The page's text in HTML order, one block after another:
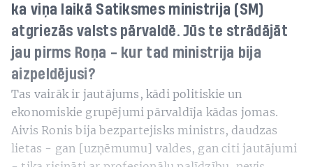
ka viņa laikā Satiksmes ministrija (SM)
atgriezās valsts pārvaldē. Jūs te strādājāt
jau pirms Roņa - kur tad ministrija bija
aizpeldējusi?
Tas vairāk ir jautājums, kādi politiskie un
ekonomiskie grupējumi pārvaldīja kādas jomas.
Aivis Ronis bija bezpartejisks ministrs, daudzas
lietas - gan [uzņēmumu] valdes, gan citi jautājumi